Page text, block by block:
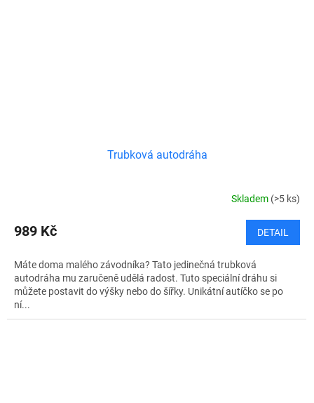
Trubková autodráha
Skladem (>5 ks)
989 Kč DETAIL
Máte doma malého závodníka? Tato jedinečná trubková
autodráha mu zaručeně udělá radost. Tuto speciální dráhu si
můžete postavit do výšky nebo do šířky. Unikátní autíčko se po
ní...